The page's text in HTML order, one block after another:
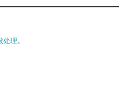
处理。